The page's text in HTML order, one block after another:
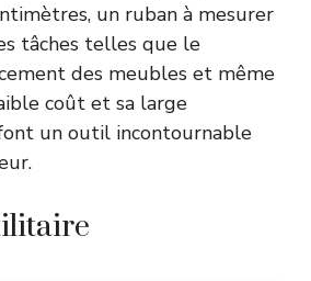
un ruban à mesurer
tâches telles que le
des meubles et même
coût et sa large
un outil incontournable